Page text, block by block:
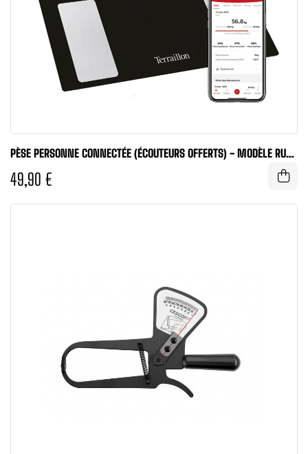
PÈSE PERSONNE CONNECTÉE (ÉCOUTEURS OFFERTS) - MODÈLE RUN
49,90 €